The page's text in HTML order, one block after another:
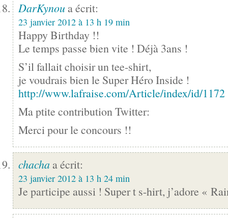
DarKynou a écrit:
23 janvier 2012 à 13 h 19 min
Happy Birthday !!
Le temps passe bien vite ! Déjà 3ans !
S’il fallait choisir un tee-shirt,
je voudrais bien le Super Héro Inside !
http://www.lafraise.com/Article/index/id/1172
Ma ptite contribution Twitter:
Merci pour le concours !!
chacha a écrit:
23 janvier 2012 à 13 h 24 min
Je participe aussi ! Super t s-hirt, j’adore «